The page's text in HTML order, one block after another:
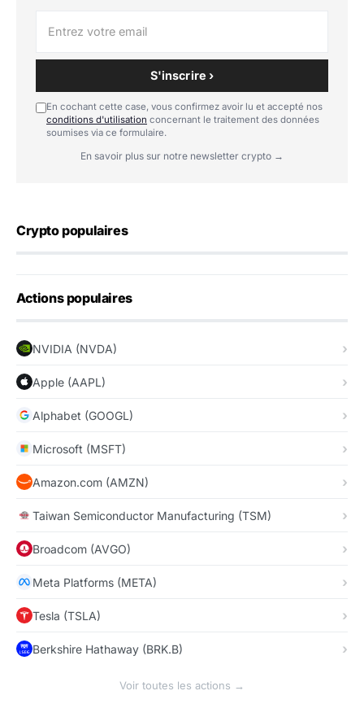
S'inscrire ›
En cochant cette case, vous confirmez avoir lu et accepté nos
conditions d'utilisation concernant le traitement des données
soumises via ce formulaire.
En savoir plus sur notre newsletter crypto →
Crypto populaires
Actions populaires
NVIDIA (NVDA)
Apple (AAPL)
Alphabet (GOOGL)
Microsoft (MSFT)
Amazon.com (AMZN)
Taiwan Semiconductor Manufacturing (TSM)
Broadcom (AVGO)
Meta Platforms (META)
Tesla (TSLA)
Berkshire Hathaway (BRK.B)
Voir toutes les actions →